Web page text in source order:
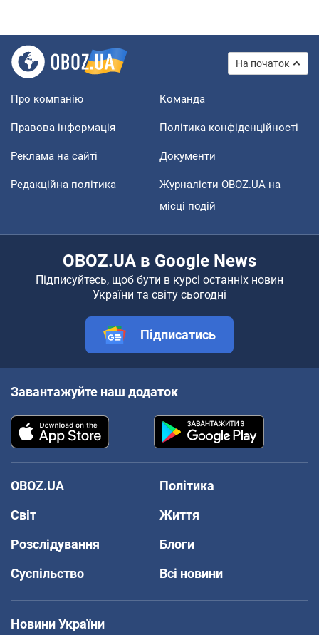
На початок
Про компанію Команда
Правова інформація Політика конфіденційності
Реклама на сайті Документи
Редакційна політика
Журналісти OBOZ.UA на
місці подій
OBOZ.UA в Google News
Підписуйтесь, щоб бути в курсі останніх новин
України та світу сьогодні
Підписатись
Завантажуйте наш додаток
OBOZ.UA
Політика
Світ
Життя
Розслідування
Блоги
Суспільство
Всі новини
Новини України